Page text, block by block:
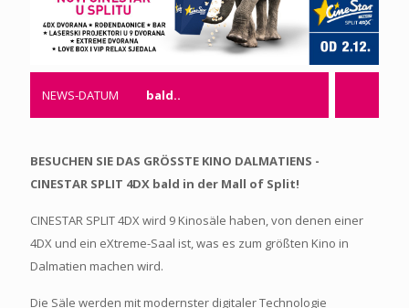
NEWS-DATUM bald..
BESUCHEN SIE DAS GRÖSSTE KINO DALMATIENS -
CINESTAR SPLIT 4DX bald in der Mall of Split!
CINESTAR SPLIT 4DX wird 9 Kinosäle haben, von denen einer
4DX und ein eXtreme-Saal ist, was es zum größten Kino in
Dalmatien machen wird.
Die Säle werden mit modernster digitaler Technologie